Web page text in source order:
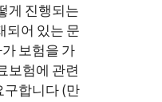
게 진행되는
되어 있는 문
보험을 가
보험에 관련
구합니다 (만